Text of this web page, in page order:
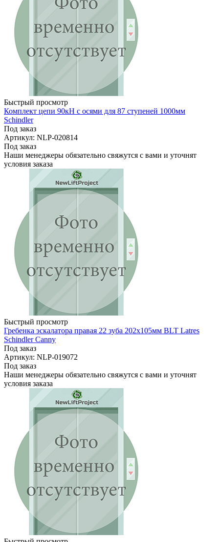
Быстрый просмотр
Комплект цепи 90кН с осями для 87 ступеней 1000мм
Schindler
Под заказ
Артикул: NLP-020814
Под заказ
Наши менеджеры обязательно свяжутся с вами и уточнят
условия заказа
Быстрый просмотр
Гребенка эскалатора правая 22 зуба 202х105мм BLT Latres
Schindler Canny
Под заказ
Артикул: NLP-019072
Под заказ
Наши менеджеры обязательно свяжутся с вами и уточнят
условия заказа